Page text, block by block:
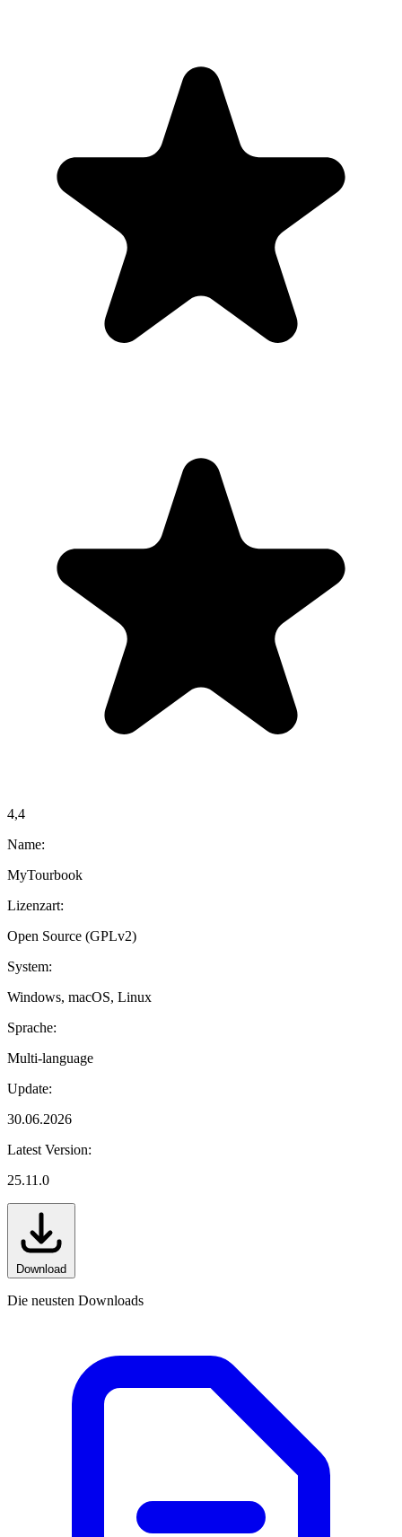
4,4
Name:
MyTourbook
Lizenzart:
Open Source (GPLv2)
System:
Windows, macOS, Linux
Sprache:
Multi-language
Update:
30.06.2026
Latest Version:
25.11.0
Download
Die neusten Downloads